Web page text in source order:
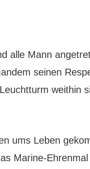
alle Mann
seinen
weithin
ums Leben
Marine-